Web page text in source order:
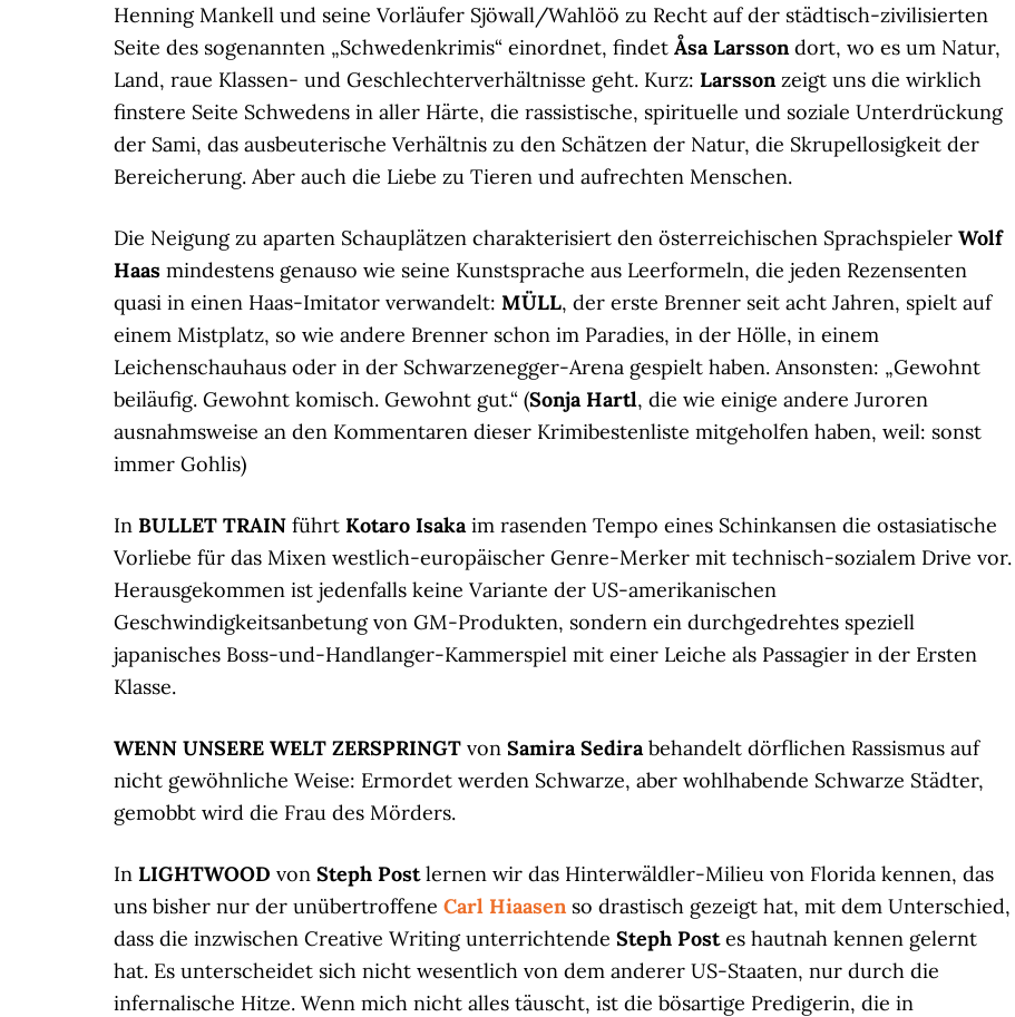
Henning Mankell und seine Vorläufer Sjöwall/Wahlöö zu Recht auf der städtisch-zivilisierten
Seite des sogenannten „Schwedenkrimis“ einordnet, findet Åsa Larsson dort, wo es um Natur,
Land, raue Klassen- und Geschlechterverhältnisse geht. Kurz: Larsson zeigt uns die wirklich
finstere Seite Schwedens in aller Härte, die rassistische, spirituelle und soziale Unterdrückung
der Sami, das ausbeuterische Verhältnis zu den Schätzen der Natur, die Skrupellosigkeit der
Bereicherung. Aber auch die Liebe zu Tieren und aufrechten Menschen.
Die Neigung zu aparten Schauplätzen charakterisiert den österreichischen Sprachspieler Wolf
Haas mindestens genauso wie seine Kunstsprache aus Leerformeln, die jeden Rezensenten
quasi in einen Haas-Imitator verwandelt: MÜLL, der erste Brenner seit acht Jahren, spielt auf
einem Mistplatz, so wie andere Brenner schon im Paradies, in der Hölle, in einem
Leichenschauhaus oder in der Schwarzenegger-Arena gespielt haben. Ansonsten: „Gewohnt
beiläufig. Gewohnt komisch. Gewohnt gut.“ (Sonja Hartl, die wie einige andere Juroren
ausnahmsweise an den Kommentaren dieser Krimibestenliste mitgeholfen haben, weil: sonst
immer Gohlis)
In BULLET TRAIN führt Kotaro Isaka im rasenden Tempo eines Schinkansen die ostasiatische
Vorliebe für das Mixen westlich-europäischer Genre-Merker mit technisch-sozialem Drive vor.
Herausgekommen ist jedenfalls keine Variante der US-amerikanischen
Geschwindigkeitsanbetung von GM-Produkten, sondern ein durchgedrehtes speziell
japanisches Boss-und-Handlanger-Kammerspiel mit einer Leiche als Passagier in der Ersten
Klasse.
WENN UNSERE WELT ZERSPRINGT von Samira Sedira behandelt dörflichen Rassismus auf
nicht gewöhnliche Weise: Ermordet werden Schwarze, aber wohlhabende Schwarze Städter,
gemobbt wird die Frau des Mörders.
In LIGHTWOOD von Steph Postlernen wir das Hinterwäldler-Milieu von Florida kennen, das
uns bisher nur der unübertroffene Carl Hiaasen so drastisch gezeigt hat, mit dem Unterschied,
dass die inzwischen Creative Writing unterrichtende Steph Postes hautnah kennen gelernt
hat. Es unterscheidet sich nicht wesentlich von dem anderer US-Staaten, nur durch die
infernalische Hitze. Wenn mich nicht alles täuscht, ist die bösartige Predigerin, die in